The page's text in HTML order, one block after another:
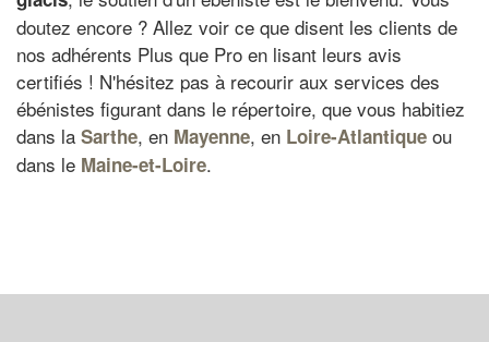
doutez encore ? Allez voir ce que disent les clients de
nos adhérents Plus que Pro en lisant leurs avis
certifiés ! N'hésitez pas à recourir aux services des
ébénistes figurant dans le répertoire, que vous habitiez
dans la Sarthe, en Mayenne, en Loire-Atlantique ou
dans le Maine-et-Loire.